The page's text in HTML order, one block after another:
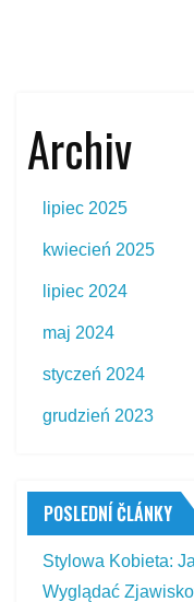
Archiv
lipiec 2025
kwiecień 2025
lipiec 2024
maj 2024
styczeń 2024
grudzień 2023
POSLEDNÍ ČLÁNKY
Stylowa Kobieta:
Wyglądać